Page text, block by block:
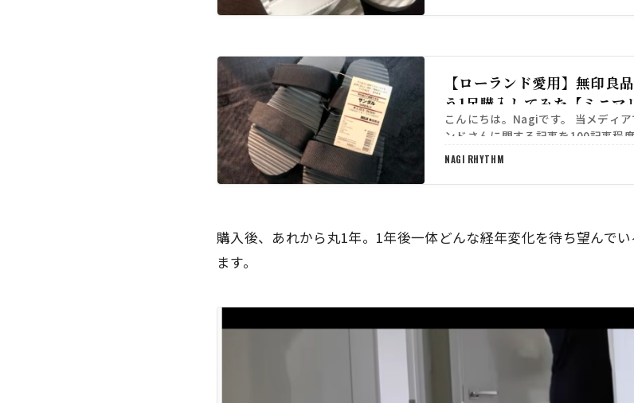
【ローランド愛用】無印良
う1足購入してみた【ミニマ
こんにちは。Nagiです。 当メディ
ンドさんに関する記事を100記事程
https://sib-official.com/category…
NAGI RHYTHM
購入後、あれから丸1年。 1年後一体どんな経年変化を待ち望んで
ます。